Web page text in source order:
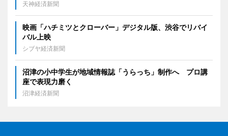
天神経済新聞
映画「ハチミツとクローバー」デジタル版、渋谷でリバイ
バル上映
シブヤ経済新聞
沼津の小中学生が地域情報誌「うらっち」制作へ プロ講
座で表現力磨く
沼津経済新聞